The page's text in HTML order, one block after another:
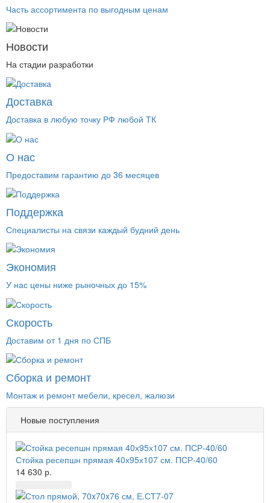
Часть ассортимента по выгодным ценам
Новости
На стадии разработки
Доставка
Доставка в любую точку РФ любой ТК
О нас
Предоставим гарантию до 36 месяцев
Поддержка
Специалисты на связи каждый будний день
Экономия
У нас цены ниже рыночных до 15%
Скорость
Доставим от 1 дня по СПБ
Сборка и ремонт
Монтаж и ремонт мебели, кресел, жалюзи
Новые поступления
Стойка ресепшн прямая 40х95х107 см. ПСР-40/60
14 630 р.